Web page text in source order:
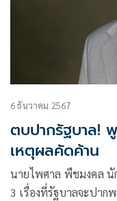
6 ธันวาคม 2567
ตบปากรัฐบาล!
เหตุผลคัดค้าน
นายไพศาล พืชมงคล
3 เรื่องที่รัฐบาลจะปาก